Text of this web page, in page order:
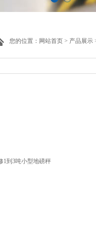
您的位置： 网站首页 > 产品展示